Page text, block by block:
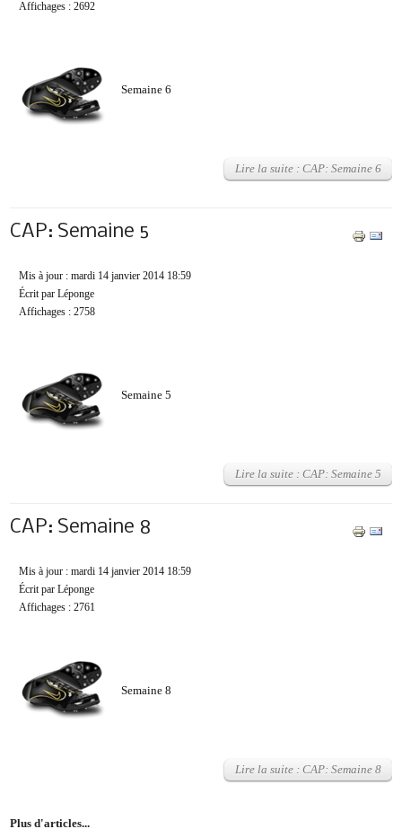
Affichages : 2692
Semaine 6
Lire la suite : CAP: Semaine 6
CAP: Semaine 5
Mis à jour : mardi 14 janvier 2014 18:59
Écrit par Léponge
Affichages : 2758
Semaine 5
Lire la suite : CAP: Semaine 5
CAP: Semaine 8
Mis à jour : mardi 14 janvier 2014 18:59
Écrit par Léponge
Affichages : 2761
Semaine 8
Lire la suite : CAP: Semaine 8
Plus d'articles...